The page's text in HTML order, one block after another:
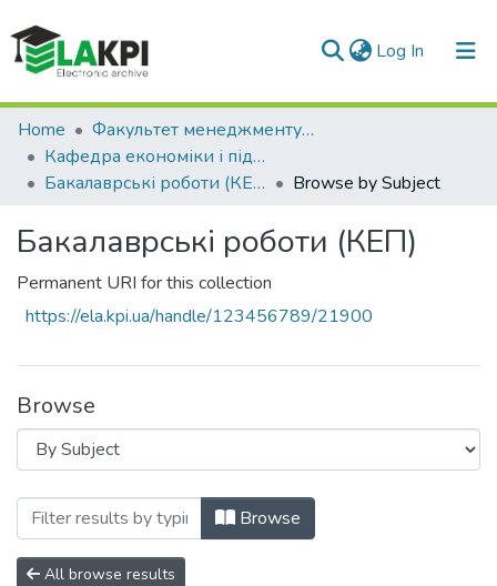
Log In (current)
Communities & Collections
All of DSpace
Home
Факультет менеджменту та маркетингу (ФММ)
Кафедра економіки і підприємництва (КЕП)
Бакалаврські роботи (КЕП)
Browse by Subject
Бакалаврські роботи (КЕП)
Permanent URI for this collection
https://ela.kpi.ua/handle/123456789/21900
Browse
Browsing Бакалаврські роботи (КЕП)
Browse
All browse results